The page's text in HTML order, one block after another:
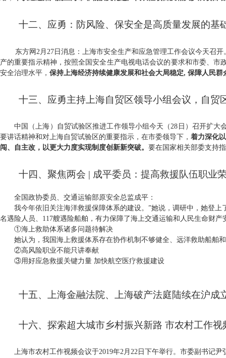
十二、应勇：防风险、保安全是高质量发展的基
东方网2月27日消息：上海市安全生产和应急管理工作会议今天召
产的重要指示精神，按照全国安全生产电视电话会议的要求和市委、市
安全治理水平， 保持上海经济持续健康发展和社会大局稳定, 保障人民群
十三、应勇主持上海自贸区领导小组会议，自
中国（上海）自贸试验区推进工作领导小组今天（28日）召开扩
要讲话精神和对上海自贸试验区的重要指示，在市委领导下， 着力深化以
闯、自主改，以更大力度实现制度创新新突破。 要在国家相关部委支持
十四、聚焦两会 | 成平委员：提高救援队伍职业
全国政协委员、交通运输部原安全总监成平：
我今年依旧关注海洋救援保障体系的建设。”她说，调研中，她登上
名遇险人员、 117艘遇险船舶，有力保障了海上交通运输和人民生命财产
①海上救助体系诸多问题待解决
她认为， 我国海上救援体系存在协作机制不够健全、远洋救助船舶
②高风险职业不能只讲奉献
③用好应急救援关键力量 加快航空医疗救援建设
十五、上海金融法院、上海破产法庭陆续在沪成
十六、探索超大城市乡村振兴新路 市农村工作视
上海市农村工作视频会议于2019年2月22日下午举行。市委副书记尹